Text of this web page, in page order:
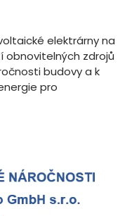
elektrárny na
obnovitelných zdrojů
budovy a k
pro